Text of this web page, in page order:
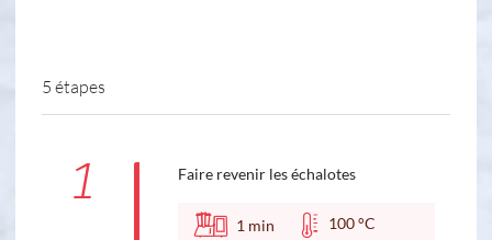
5 étapes
1 Faire revenir les échalotes
1 min
100 °C